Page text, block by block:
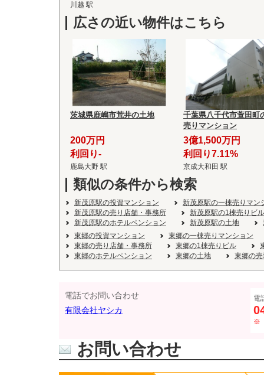
川越 駅
広さの近い物件はこちら
茨城県鹿嶋市荒井の土地
200万円
鹿島大野 駅
利回り-
千葉県八千代市萱田町
売りマンション
3億1,500万円
京成大和田 駅
利回り7.11%
類似の条件から検索
新茂原駅の投資マンション
新茂原駅の一棟売りマン
新茂原駅の売り店舗・事務所
新茂原駅の1棟売りビル
新茂原駅のホテルペンション
新茂原駅の土地
東郷の投資マンション
東郷の一棟売りマンション
東郷の売り店舗・事務所
東郷の1棟売りビル
東郷のホテルペンション
東郷の土地 東郷の
電話でお問い合わせ
有限会社ヤシカ
電
※
お問い合わせ